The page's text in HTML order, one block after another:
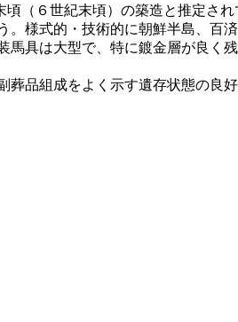
（６世紀末頃）の築造と推定され
様式的・技術的に朝鮮半島、百
具は大型で、特に鍍金層が良く
品組成をよく示す遺存状態の良